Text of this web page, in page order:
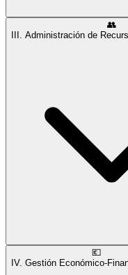
👥
III. Administración de
💶
IV. Gestión Económico-